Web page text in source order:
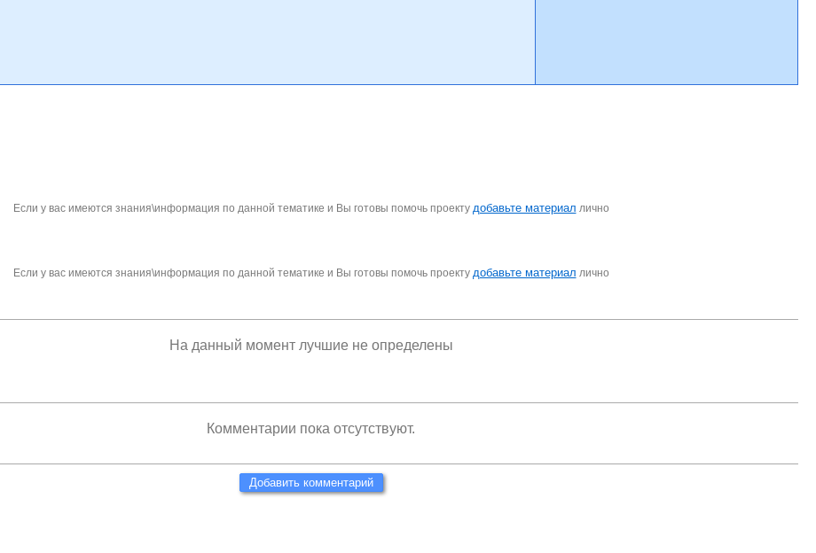
Если у вас имеются знания\информация по данной тематике и Вы готовы помочь проекту добавьте материал лично
Если у вас имеются знания\информация по данной тематике и Вы готовы помочь проекту добавьте материал лично
На данный момент лучшие не определены
Комментарии пока отсутствуют.
Добавить комментарий